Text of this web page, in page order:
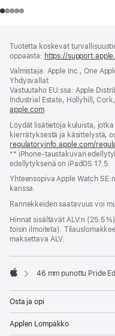
Tuotetta koskevat
oppaasta: https://
Valmistaja: Apple Inc., One
Yhdysvallat
Vastuutaho EU:ssa: Apple
Industrial Estate, Hollyhill,
apple.com(avautuu
ikkunaan)
Löydät lisätietoja kuluista,
kierrätyksestä ja käsittelystä,
regulatoryinfo.apple.com/
** iPhone-taustakuvan
edellytyksenä on iPadOS 17.5.
Yhteensopiva Apple Watch
kanssa.
Rannekkeiden saatavuus voi
Hinnat sisältävät ALV:n (25.5
toisin ilmoiteta).
maksettava ALV.
46 mm punottu Pride
Osta ja opi
Applen Lompakko